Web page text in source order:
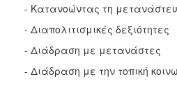
Αυτόματοι
Απινιδωτές
- Κατανοώντας τη
- Διαπολιτισμικές δεξιότητες
- Διάδραση με μετανάστες
- Διάδραση με την τοπική